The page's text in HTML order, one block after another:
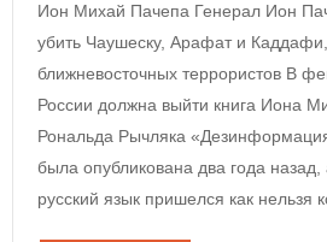
Ион Михай Пачепа Генерал Ион
убить Чаушеску, Арафат и
ближневосточных террористов В
России должна выйти книга Иона
Рональда Рычляка
была опубликована два года
русский язык пришелся как нельзя